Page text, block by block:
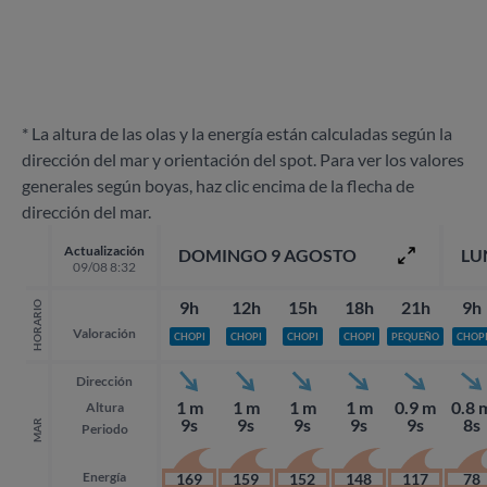
* La altura de las olas y la energía están calculadas según la
dirección del mar y orientación del spot. Para ver los valores
generales según boyas, haz clic encima de la flecha de
dirección del mar.
Actualización
09/08 8:32
HORARIO Valoración
MAR
Dirección
Altura
Periodo
Energía
DOMINGO 9 AGOSTO
9h
CHOPI
1 m
9s
169
12h
CHOPI
1 m
9s
159
15h
CHOPI
1 m
9s
152
18h
CHOPI
1 m
9s
148
21h
PEQUEÑO
0.9 m
9s
117
9h
CHOPI
0.8
8s
78